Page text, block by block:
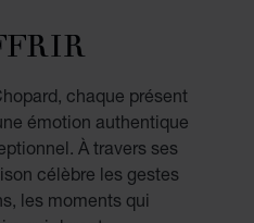
chaque présent
émotion authentique
À travers ses
célèbre les gestes
les moments qui